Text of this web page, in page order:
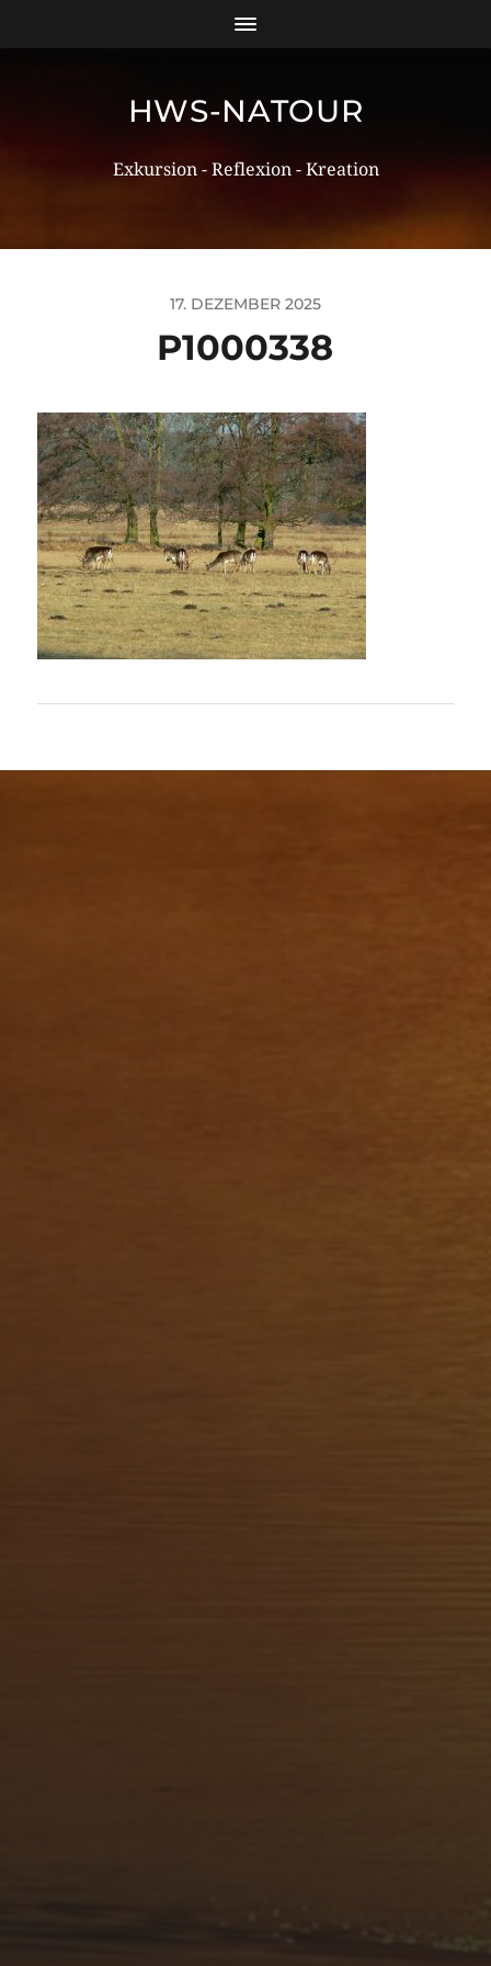
HWS-NATOUR
Exkursion - Reflexion - Kreation
17. DEZEMBER 2025
P1000338